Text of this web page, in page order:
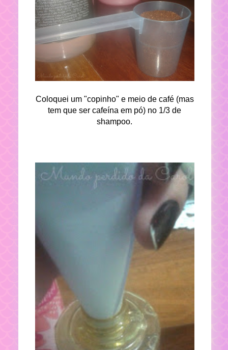
Coloquei um "copinho" e meio de café (mas
tem que ser cafeína em pó) no 1/3 de
shampoo.